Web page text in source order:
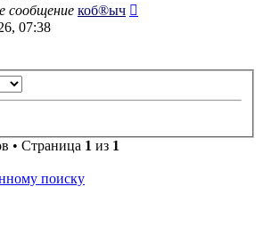
сообщение коб®ыч
07:38
• Страница 1 из 1
поиску